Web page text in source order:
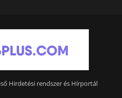
Hirdetési rendszer és Hírportál